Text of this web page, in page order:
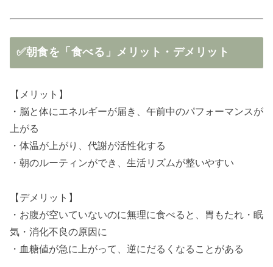
✅朝食を「食べる」メリット・デメリット
【メリット】
・脳と体にエネルギーが届き、午前中のパフォーマンスが
上がる
・体温が上がり、代謝が活性化する
・朝のルーティンができ、生活リズムが整いやすい
【デメリット】
・お腹が空いていないのに無理に食べると、胃もたれ・眠
気・消化不良の原因に
・血糖値が急に上がって、逆にだるくなることがある